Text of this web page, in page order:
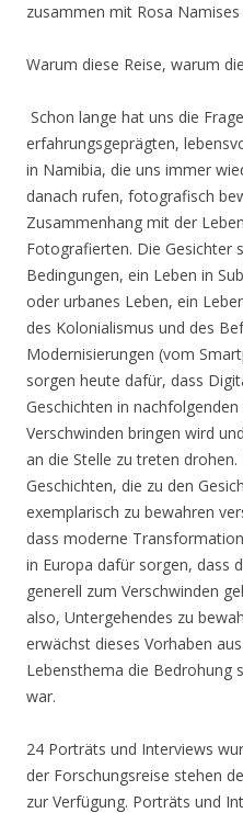
zusammen mit Rosa
Warum diese Reise, warum
Schon lange hat uns die
erfahrungsgeprägten,
in Namibia, die uns immer
danach rufen, fotografisch
Zusammenhang mit der
Fotografierten. Die Gesichter
Bedingungen, ein Leben in
oder urbanes Leben, ein
des Kolonialismus und des
Modernisierungen (vom
sorgen heute dafür, dass
Geschichten in
Verschwinden bringen wird
an die Stelle zu treten
Geschichten, die zu den
exemplarisch zu bewahren
dass moderne
in Europa dafür sorgen, dass
generell zum Verschwinden
also, Untergehendes zu
erwächst dieses Vorhaben
Lebensthema die Bedrohung
war.
24 Porträts und Interviews
der Forschungsreise stehen
zur Verfügung. Porträts und